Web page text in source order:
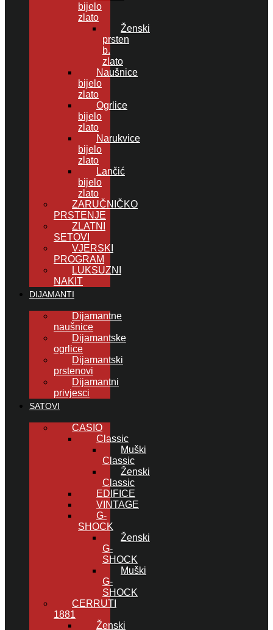
bijelo
zlato
Ženski
prsten
b.
zlato
Naušnice
bijelo
zlato
Ogrlice
bijelo
zlato
Narukvice
bijelo
zlato
Lančić
bijelo
zlato
ZARUČNIČKO
PRSTENJE
ZLATNI
SETOVI
VJERSKI
PROGRAM
LUKSUZNI
NAKIT
DIJAMANTI
Dijamantne
naušnice
Dijamantske
ogrlice
Dijamantski
prstenovi
Dijamantni
privjesci
SATOVI
CASIO
Classic
Muški
Classic
Ženski
Classic
EDIFICE
VINTAGE
G-
SHOCK
Ženski
G-
SHOCK
Muški
G-
SHOCK
CERRUTI
1881
Ženski